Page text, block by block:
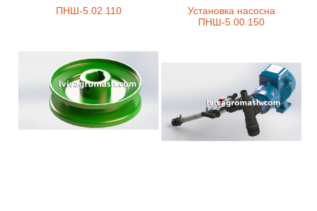
ПНШ-5.02.110
Установка насосна
ПНШ-5.00.150